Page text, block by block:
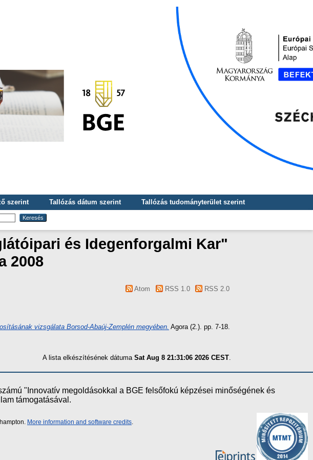
szerint Tallózás dátum szerint
Tallózás tudományterület szerint
és Idegenforgalmi Kar"
2008
Atom RSS 1.0 RSS 2.0
vizsgálata Borsod-Abaúj-Zemplén megyében. Agora (2.). pp. 7-18.
A lista elkészítésének dátuma Sat Aug 8 21:31:06 2026 CEST
"Innovatív megoldásokkal a BGE felsőfokú képzései minőségének és
támogatásával.
More information and software credits